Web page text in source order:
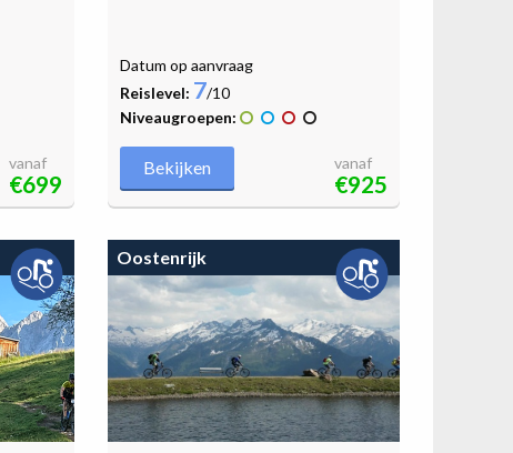
vanaf
€699
Datum op aanvraag
Reislevel: 7/10
Niveaugroepen:
Bekijken vanaf
€925
Oostenrijk